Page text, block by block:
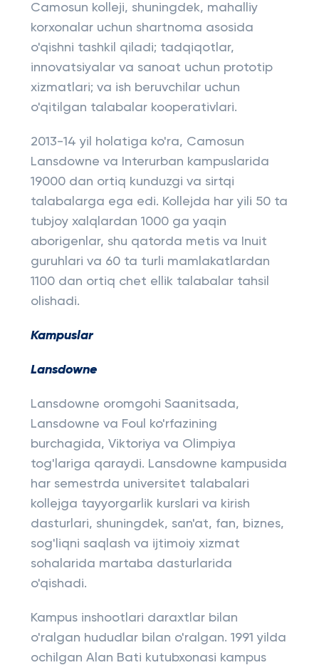
Camosun kolleji, shuningdek, mahalliy
korxonalar uchun shartnoma asosida
o'qishni tashkil qiladi; tadqiqotlar,
innovatsiyalar va sanoat uchun prototip
xizmatlari; va ish beruvchilar uchun
o'qitilgan talabalar kooperativlari.
2013-14 yil holatiga ko'ra, Camosun
Lansdowne va Interurban kampuslarida
19000 dan ortiq kunduzgi va sirtqi
talabalarga ega edi. Kollejda har yili 50 ta
tubjoy xalqlardan 1000 ga yaqin
aborigenlar, shu qatorda metis va Inuit
guruhlari va 60 ta turli mamlakatlardan
1100 dan ortiq chet ellik talabalar tahsil
olishadi.
Kampuslar
Lansdowne
Lansdowne oromgohi Saanitsada,
Lansdowne va Foul ko'rfazining
burchagida, Viktoriya va Olimpiya
tog'lariga qaraydi. Lansdowne kampusida
har semestrda universitet talabalari
kollejga tayyorgarlik kurslari va kirish
dasturlari, shuningdek, san'at, fan, biznes,
sog'liqni saqlash va ijtimoiy xizmat
sohalarida martaba dasturlarida
o'qishadi.
Kampus inshootlari daraxtlar bilan
o'ralgan hududlar bilan o'ralgan. 1991 yilda
ochilgan Alan Bati kutubxonasi kampus